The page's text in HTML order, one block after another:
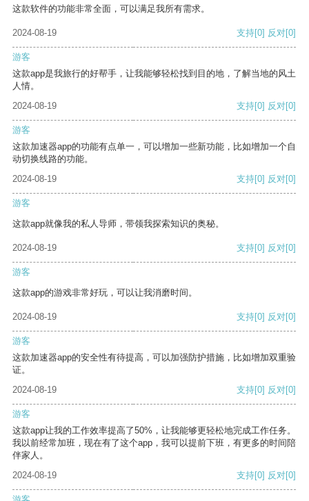
这款软件的功能非常全面，可以满足我所有需求。
2024-08-19 支持[0] 反对[0]
游客
这款app是我旅行的好帮手，让我能够轻松找到目的地，了解当地的风土
人情。
2024-08-19
支持[0] 反对[0]
游客
这款加速器app的功能有点单一，可以增加一些新功能，比如增加一个自
动切换线路的功能。
2024-08-19
支持[0] 反对[0]
游客
这款app就像我的私人导师，带领我探索知识的奥秘。
2024-08-19 支持[0] 反对[0]
游客
这款app的游戏非常好玩，可以让我消磨时间。
2024-08-19 支持[0] 反对[0]
游客
这款加速器app的安全性有待提高，可以加强防护措施，比如增加双重验
证。
2024-08-19
支持[0] 反对[0]
游客
这款app让我的工作效率提高了50%，让我能够更轻松地完成工作任务。
我以前经常加班，现在有了这个app，我可以提前下班，有更多的时间陪
伴家人。
2024-08-19
支持[0] 反对[0]